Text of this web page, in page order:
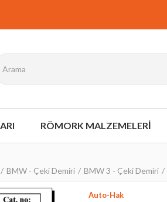
RÖMORK MALZEMELERİ
BMW - Çeki Demiri BMW 3 - Çeki Demiri
Auto-Hak